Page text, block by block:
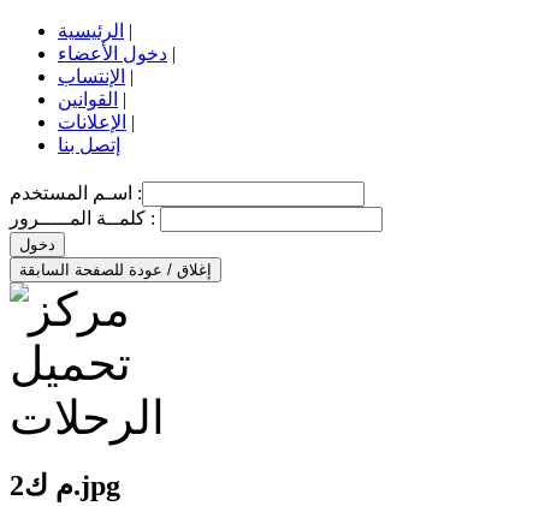
الرئيسية |
دخول الأعضاء |
الإنتساب |
القوانين |
الإعلانات |
إتصل بنا
اسـم المستخدم :
كلمــة المـــــرور :
دخول
إغلاق / عودة للصفحة السابقة
م ك2.jpg